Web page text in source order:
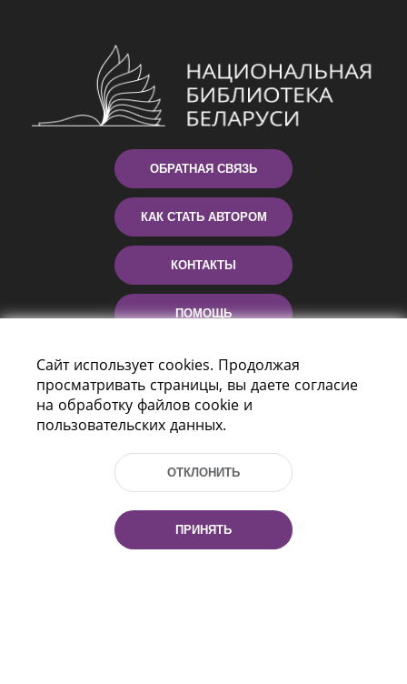
ОБРАТНАЯ СВЯЗЬ
КАК СТАТЬ АВТОРОМ
КОНТАКТЫ
ПОМОЩЬ
Пр-т Независимости 116
г. Минск, Республика Беларусь, 220114
Тел.: (+375 17) 368 37 37, Факс: (+375 17)
Сайт использует cookies. Продолжая
просматривать страницы, вы даете согласие
на обработку файлов cookie и
пользовательских данных.
ОТКЛОНИТЬ
ПРИНЯТЬ